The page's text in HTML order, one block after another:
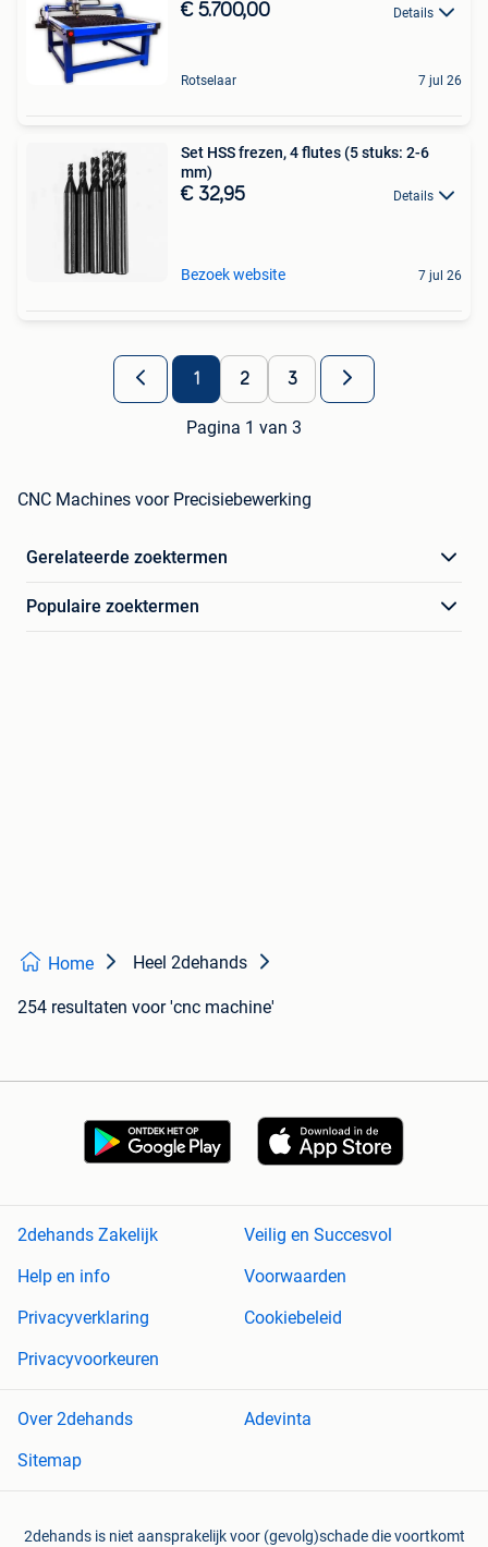
€ 5.700,00 Details
Rotselaar 7 jul 26
Set HSS frezen, 4 flutes (5 stuks: 2-6
mm)
€ 32,95 Details
Bezoek website 7 jul 26
1 2 3
Pagina 1 van 3
CNC Machines voor Precisiebewerking
Gerelateerde zoektermen
Populaire zoektermen
Home Heel 2dehands
254 resultaten voor 'cnc machine'
2dehands Zakelijk
Veilig en Succesvol
Help en info
Voorwaarden
Privacyverklaring
Cookiebeleid
Privacyvoorkeuren
Over 2dehands
Adevinta
Sitemap
2dehands is niet aansprakelijk voor (gevolg)schade die voortkomt